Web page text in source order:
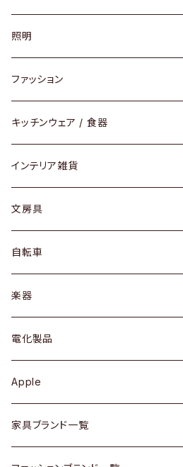
ソファ / ベンチ
チェア / スツール
ダイニングセット / ダイニングテーブル
ローテーブル / サイドテーブル
デスク / コンソール
ドレッサー
シェルフ
キュリオケース / 飾り棚
カップボード / 食器棚
チェスト
照明
ペンダントライト
テーブルランプ / デスクスタンド
フロアライト
ファッション
アクセサリー
リング
ピアス / イヤリング
財布
バッグ
アウター
トップス
ワンピース
ボトムス
靴
キッチンウェア / 食器
グラス / タンブラー
カップ / マグ
プレート / ボウル
カトラリー
ケトル / ティーポット
鍋 / フライパン
Vintage / ヴィンテージ
インテリア雑貨
文房具
自転車
dahon
楽器
ギター
ベース
その他楽器
電化製品
Apple
家具ブランド一覧